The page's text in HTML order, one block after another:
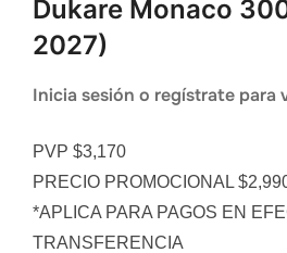
Dukare Monaco
2027)
Inicia sesión o regístrate para
PVP $3,170
PRECIO PROMOCIONAL
*APLICA PARA PAGOS EN
TRANSFERENCIA